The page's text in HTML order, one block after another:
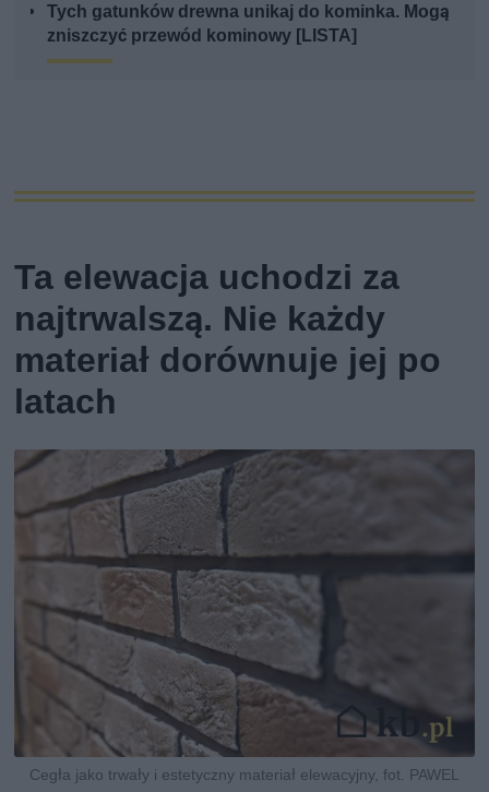
Tych gatunków drewna unikaj do kominka. Mogą
zniszczyć przewód kominowy [LISTA]
Ta elewacja uchodzi za
najtrwalszą. Nie każdy
materiał dorównuje jej po
latach
Cegła jako trwały i estetyczny materiał elewacyjny, fot. PAWEL